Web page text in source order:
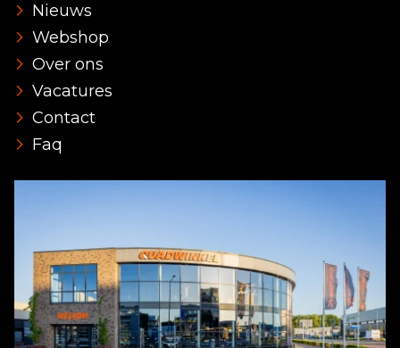
Nieuws
Webshop
Over ons
Vacatures
Contact
Faq